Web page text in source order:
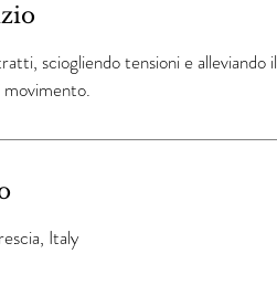
sciogliendo tensioni e alleviando il
Italy